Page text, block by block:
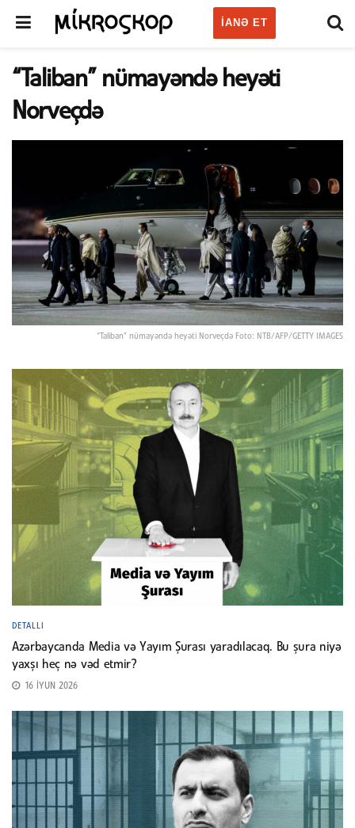
IANƏ ET
“Taliban” nümayəndə heyəti
Norveçdə
“Taliban” nümayəndə heyəti Norveçdə Foto: NTB/AFP/GETTY IMAGES
DETALLI
Azərbaycanda Media və Yayım Şurası yaradılacaq. Bu şura niyə
yaxşı heç nə vəd etmir?
16 İYUN 2026